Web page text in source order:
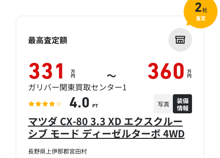
長野県上伊那郡宮田村
マツダ CX-80 3.3 XD エクスクルー
シブ モード ディーゼルターボ 4WD
最高査定額
331 万
円 ～ 360 万
円
ガリバー関東買取センター1
4.0 PT 写真
装備
情報
2社
査定